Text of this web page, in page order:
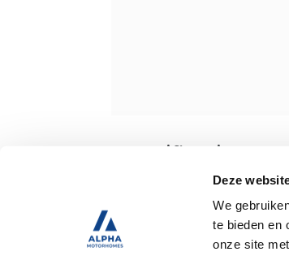
Deze
We
te bieden en
onze site
Specificaties
Tweedehands